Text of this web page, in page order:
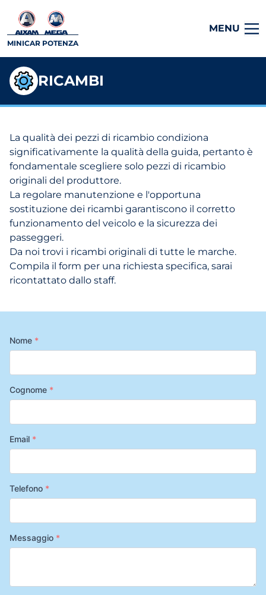
MINICAR POTENZA
MENU
RICAMBI
La qualità dei pezzi di ricambio condiziona
significativamente la qualità della guida, pertanto è
fondamentale scegliere solo pezzi di ricambio
originali del produttore.
La regolare manutenzione e l'opportuna
sostituzione dei ricambi garantiscono il corretto
funzionamento del veicolo e la sicurezza dei
passeggeri.
Da noi trovi i ricambi originali di tutte le marche.
Compila il form per una richiesta specifica, sarai
ricontattato dallo staff.
Nome *
Cognome *
Email *
Telefono *
Messaggio *